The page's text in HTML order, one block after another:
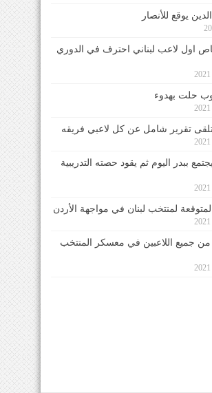
يوقع للأنصار
اول لاعب لبناني احترف في الدوري
حلت بهدوء
تقرير شامل عن كل لاعبي فريقه
ببدر اليوم ثم يقود حصته التدريبية
لمنتخب لبنان في مواجهة الأردن
من جميع اللاعبين في معسكر المنتخب